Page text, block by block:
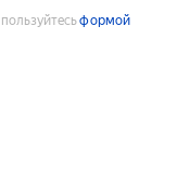
формой